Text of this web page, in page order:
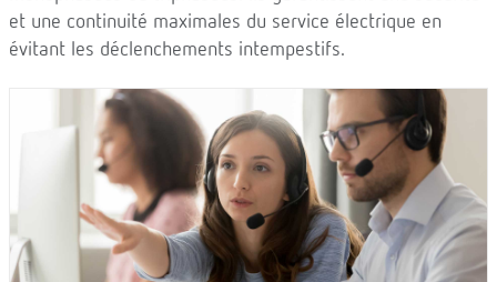
et une continuité maximales du service électrique en
évitant les déclenchements intempestifs.